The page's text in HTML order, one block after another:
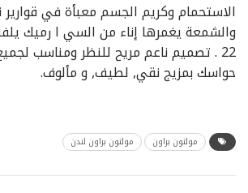
الاستحمام وكريم الجسم معبأة في
والشمعة يغمرها إناء من السي ا رميك
22 . تصميم ناعم مريح للنظر ومناسب
حواسك بمزيج نقي, لطيف, و مألوف.
مولتون براون مولتون براون لندن